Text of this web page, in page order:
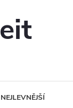
NEJLEVNĚJŠÍ